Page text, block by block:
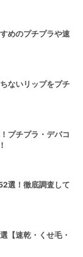
めのプチプラや速
ないリップをプチ
プチプラ・デパコ
選！徹底調査して
【速乾・くせ毛・